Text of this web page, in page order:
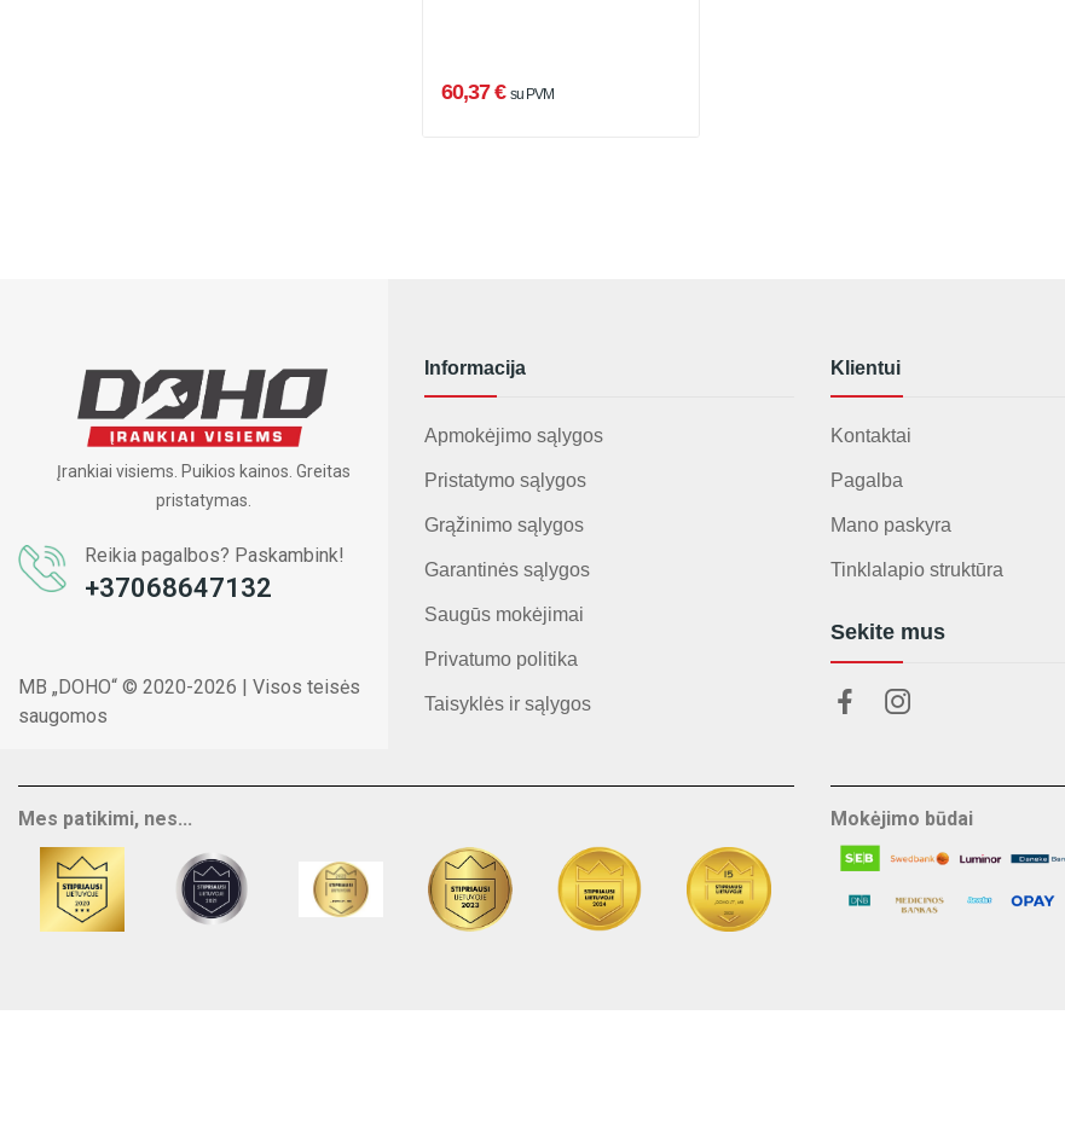
60,37 € su PVM
Įrankiai visiems. Puikios kainos. Greitas
pristatymas.
Reikia pagalbos? Paskambink!
+37068647132
MB „DOHO“ © 2020-2026 | Visos teisės
saugomos
Informacija
Apmokėjimo sąlygos
Pristatymo sąlygos
Grąžinimo sąlygos
Garantinės sąlygos
Saugūs mokėjimai
Privatumo politika
Taisyklės ir sąlygos
Klientui
Kontaktai
Pagalba
Mano paskyra
Tinklalapio struktūra
Sekite mus
Mes patikimi, nes... Mokėjimo būdai